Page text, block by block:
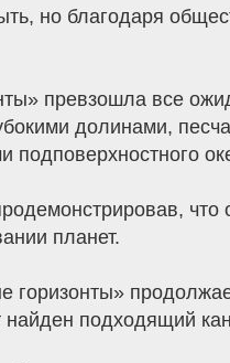
но благодаря
превзошла все
долинами,
подповерхностного
что
планет.
горизонты»
найден подходящий